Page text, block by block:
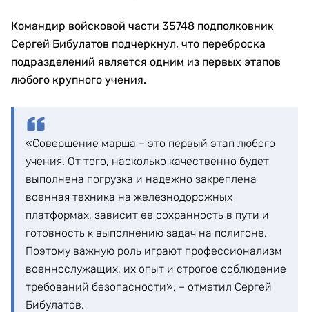
Командир войсковой части 35748 подполковник
Сергей Бибулатов подчеркнул, что переброска
подразделений является одним из первых этапов
любого крупного учения.
«Совершение марша – это первый этап любого
учения. От того, насколько качественно будет
выполнена погрузка и надежно закреплена
военная техника на железнодорожных
платформах, зависит ее сохранность в пути и
готовность к выполнению задач на полигоне.
Поэтому важную роль играют профессионализм
военнослужащих, их опыт и строгое соблюдение
требований безопасности», – отметил Сергей
Бибулатов.